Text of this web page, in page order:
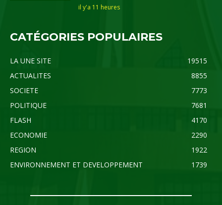
il y'a 11 heures
CATÉGORIES POPULAIRES
LA UNE SITE
19515
ACTUALITES
8855
SOCIETE
7773
POLITIQUE
7681
FLASH
4170
ECONOMIE
2290
REGION
1922
ENVIRONNEMENT ET DEVELOPPEMENT
1739